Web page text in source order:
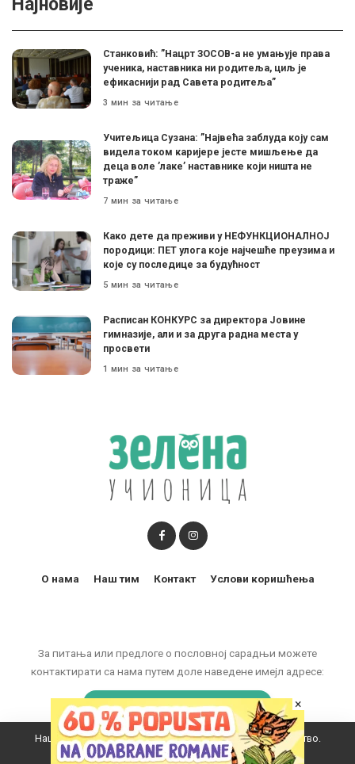
Најновије
Станковић: ”Нацрт ЗОСОВ-а не умањује права
ученика, наставника ни родитеља, циљ је
ефикаснији рад Савета родитеља”
3 мин за читање
Учитељица Сузана: ”Највећа заблуда коју сам
видела током каријере јесте мишљење да
деца воле ’лаке’ наставнике који ништа не
траже”
7 мин за читање
Како дете да преживи у НЕФУНКЦИОНАЛНОЈ
породици: ПЕТ улога које најчешће преузима и
које су последице за будућност
5 мин за читање
Расписан КОНКУРС за директора Јовине
гимназије, али и за друга радна места у
просвети
1 мин за читање
За питања или предлоге о пословној сарадњи можете
контактирати са нама путем доле наведене имејл адресе:
marketing@zelenaucionica.com
О нама Наш тим Контакт Услови коришћења
Наш вебсајт користи колачиће да побољша ваше искуство.
×